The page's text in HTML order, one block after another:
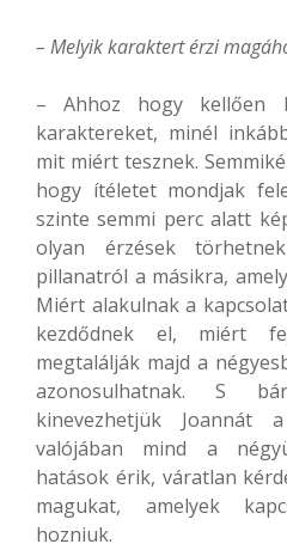
– Melyik karaktert érzi
– Ahhoz hogy kellően
karaktereket, minél
mit miért tesznek.
hogy ítéletet mondjak
szinte semmi perc alatt
olyan érzések
pillanatról a másikra,
Miért alakulnak a
kezdődnek el, miért
megtalálják majd a
azonosulhatnak. S
kinevezhetjük Joannát
valójában mind a
hatások érik, váratlan
magukat, amelyek
hozniuk.